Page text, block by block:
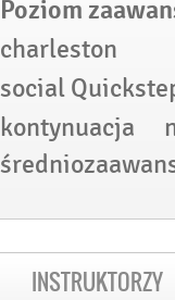
Poziom
charleston
social
INSTRUKTORZY